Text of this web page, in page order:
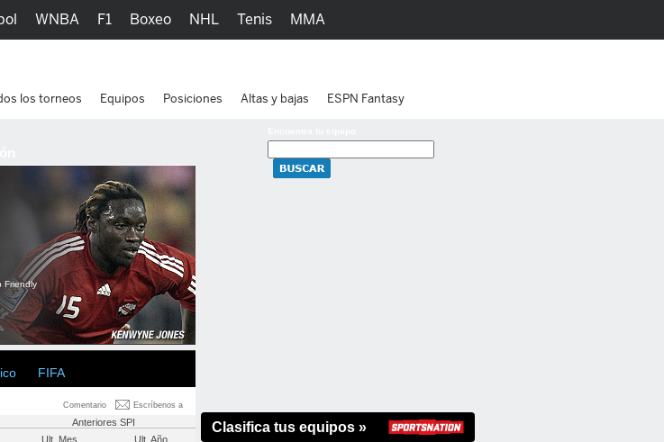
Friendly
FIFA
Comentario Escríbenos a
Anteriores SPI
Ult. Mes Ult. Año
Clasifica tus equipos »
WNBA F1 Boxeo NHL Tenis MMA
los torneos Equipos Posiciones Altas y bajas ESPN Fantasy